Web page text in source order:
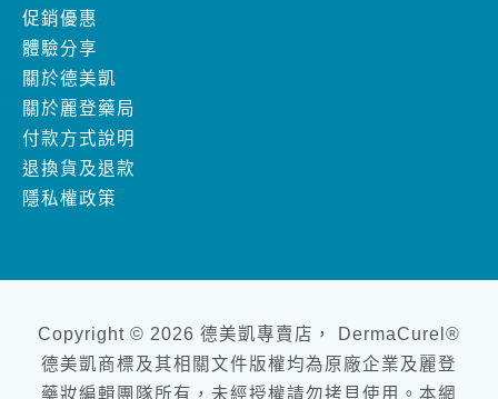
促銷優惠
體驗分享
關於德美凱
關於麗登藥局
付款方式說明
退換貨及退款
隱私權政策
Copyright © 2026 德美凱專賣店， DermaCurel®
德美凱商標及其相關文件版權均為原廠企業及麗登
藥妝編輯團隊所有，未經授權請勿拷貝使用。本網